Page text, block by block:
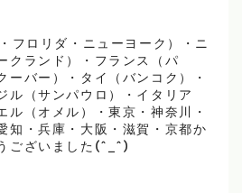
フロリダ・ニューヨーク）・ニ
クランド）・フランス（パ
ーバー）・タイ（バンコク）・
ル（サンパウロ）・イタリア
ル（オメル）・東京・神奈川・
知・兵庫・大阪・滋賀・京都か
ございました(^_^)